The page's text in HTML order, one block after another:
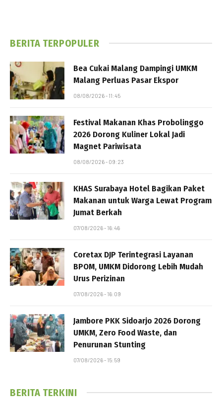
BERITA TERPOPULER
Bea Cukai Malang Dampingi UMKM
Malang Perluas Pasar Ekspor
08/08/2026 - 11:45
Festival Makanan Khas Probolinggo
2026 Dorong Kuliner Lokal Jadi
Magnet Pariwisata
08/08/2026 - 09:23
KHAS Surabaya Hotel Bagikan Paket
Makanan untuk Warga Lewat Program
Jumat Berkah
07/08/2026 - 16:46
Coretax DJP Terintegrasi Layanan
BPOM, UMKM Didorong Lebih Mudah
Urus Perizinan
07/08/2026 - 16:09
Jambore PKK Sidoarjo 2026 Dorong
UMKM, Zero Food Waste, dan
Penurunan Stunting
07/08/2026 - 15:59
BERITA TERKINI